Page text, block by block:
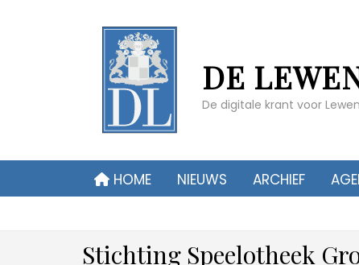
DE
De digitale krant voor
HOME NIEUWS ARCHIEF
Stichting Speelotheek